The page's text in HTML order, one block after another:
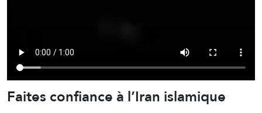
Faites confiance à l’Iran islamique